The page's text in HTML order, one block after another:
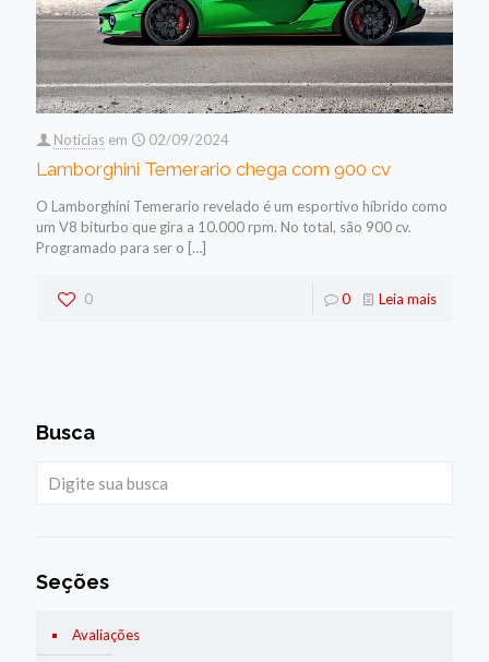
Noticias em 02/09/2024
Lamborghini Temerario chega com 900 cv
O Lamborghini Temerario revelado é um esportivo híbrido como
um V8 biturbo que gira a 10.000 rpm. No total, são 900 cv.
Programado para ser o […]
0 0 Leia mais
Busca
Seções
Avaliações